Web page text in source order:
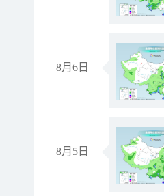
8月6日
8月5日